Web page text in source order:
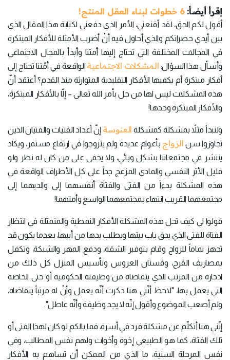
إقرأ أيضاً:6 خطوات لبناء العقل المنتج!
أقول لكم الحق، لقد أقنعني، الأمر الذي دفعني لكتابة هذا المقال الذي
بين أيدي حضراتكم والذي أحاول فيه أنْ أضرب الأمثلة للأفكار المبتكرة
في المجالات المختلفة التي تحتاج إليها أمتنا وأبدأ بالمجال الاجتماعي
وأسأل هذا السؤال: المشكلات الاجتماعية الواقعة في أمّتنا تحتاج إلى
أفكار مبتكرة أم يكفيها الأفكار التقليدية المتوارثة منذ القدم؟ أعتقد أنّ
هذه المشكلات ليس لها من حل بأمر الله تعالى – إلّا بالأفكار المبتكرة،
والأفكار المبتكرة وحدها!
ولنبدأ مثلاً بمشكلة كمشكلة العنوسة إنّ أعداد الفتيات والفتيان الذين
تجاوزوا سن الزواج بأعوام عديدة ولم يتزوجوا في ارتفاع مستمر، ويكاد
ينتشر في مجتمعاتنا بشكل وبائي، ولا يخفى على من كان له نظر ولو
قليل الأثر النفسي والمادي المزعج جداً على كل الأطراف الواقعة في
هذه المشكلة بدءاً من الفتى والفتاة أنفسهما إلى والديهما إلى
مجتمعهما القريب انتهاء بمجتمعهما الواسع وأمتهما!
قولوا لي كيف تحل هذه المشكلة الأفكار النمطية والمتمثلة في انتظار
الفتاة للفتى الذي يدق باب بيتها ويطلب يدها من أبيها، بعدما يكون قد
تجهز تماماً للزواج وقام بتوفير الشقة، ودفع المهر والشبكة، وتكفل
بمصاريف الفرح، وفستان العروس وتأسيس المنزل كل ذلك من
ادخاره من المرتب الذي يتقاضاه من وظيفته الحكومية أو حتى الخاصة
التي يعمل بها، "لاحظ أنّني هنا ذكرت أنّه يعمل وأنْ له مرتباً يتقاضاه،
ولم أصعب الموضوع وأقول إنّه لا يجد وظيفة وأنّه عاطل".
إنّني هنا أتكلّم عن مشكلة فرد في أسرة، فما بالكم لو كان لهذا الفتى أو
تلك الفتاة، كما هو الطبيعي إخوة وأخوات ولهم نفس المطالب، وفي
نفس المرحلة السنية، ما الذي من الممكن أن تساهم به الأفكار